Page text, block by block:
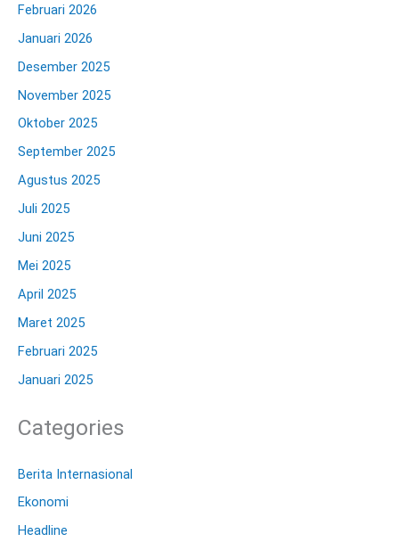
Februari 2026
Januari 2026
Desember 2025
November 2025
Oktober 2025
September 2025
Agustus 2025
Juli 2025
Juni 2025
Mei 2025
April 2025
Maret 2025
Februari 2025
Januari 2025
Categories
Berita Internasional
Ekonomi
Headline